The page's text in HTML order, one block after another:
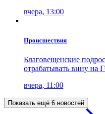
вчера, 13:00
Проиcшествия
Благовещенские
отрабатывать вину на
вчера, 11:00
Показать ещё 6 новостей